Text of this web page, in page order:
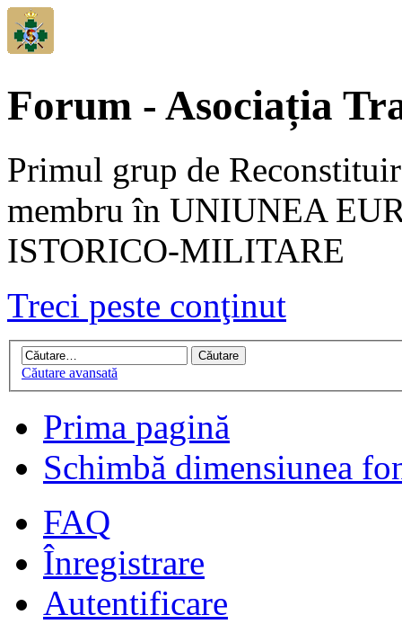
Forum - Asociația
Primul grup de
membru în UNIUNEA
ISTORICO-MILITARE
Treci peste conţinut
Căutare avansată
Prima pagină
Schimbă dimensiunea
FAQ
Înregistrare
Autentificare